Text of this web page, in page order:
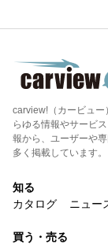
carview!（カービュー
らゆる情報やサービ
報から、ユーザーや
多く掲載しています。
知る
カタログ
ニュー
買う・売る